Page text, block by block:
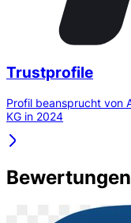
Trustprofile
Profil beansprucht von
KG in 2024